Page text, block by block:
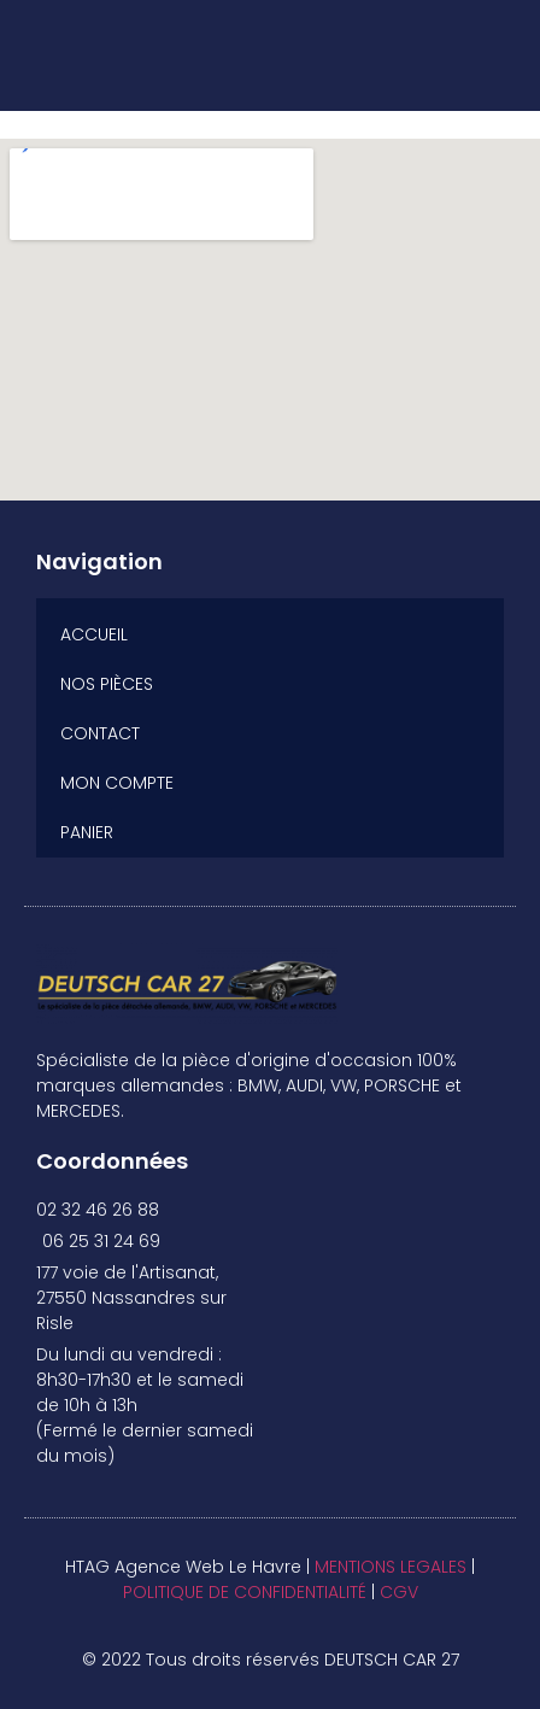
Navigation
ACCUEIL
NOS PIÈCES
CONTACT
MON COMPTE
PANIER
Spécialiste de la pièce d'origine d'occasion 100%
marques allemandes : BMW, AUDI, VW, PORSCHE et
MERCEDES.
Coordonnées
02 32 46 26 88
06 25 31 24 69
177 voie de l'Artisanat,
27550 Nassandres sur
Risle
Du lundi au vendredi :
8h30-17h30 et le samedi
de 10h à 13h
(Fermé le dernier samedi
du mois)
HTAG Agence Web Le Havre | MENTIONS LEGALES
POLITIQUE DE CONFIDENTIALITÉ
CGV
© 2022 Tous droits réservés DEUTSCH CAR 27